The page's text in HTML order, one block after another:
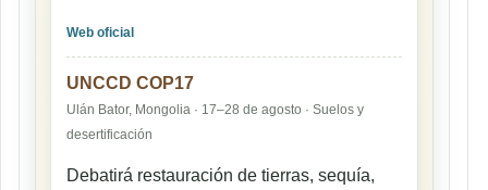
Web oficial
UNCCD COP17
Ulán Bator, Mongolia · 17–28 de agosto · Suelos y
desertificación
Debatirá restauración de tierras, sequía,